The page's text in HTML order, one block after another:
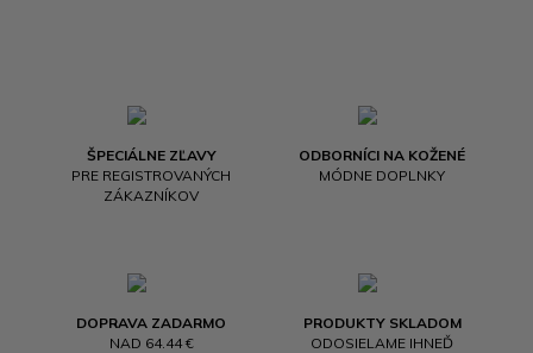
ŠPECIÁLNE ZĽAVY
PRE REGISTROVANÝCH
ZÁKAZNÍKOV
ODBORNÍCI NA KOŽENÉ
MÓDNE DOPLNKY
DOPRAVA ZADARMO
NAD 64.44 €
PRODUKTY SKLADOM
ODOSIELAME IHNEĎ